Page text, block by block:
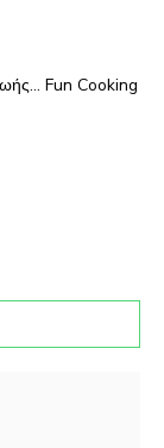
Fun Cooking